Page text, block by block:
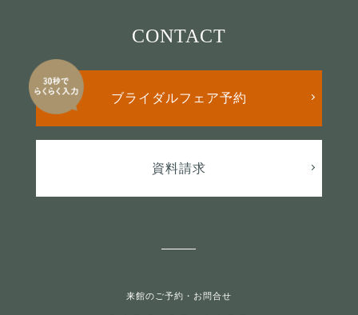
CONTACT
ブライダルフェア予約
資料請求
来館のご予約・お問合せ